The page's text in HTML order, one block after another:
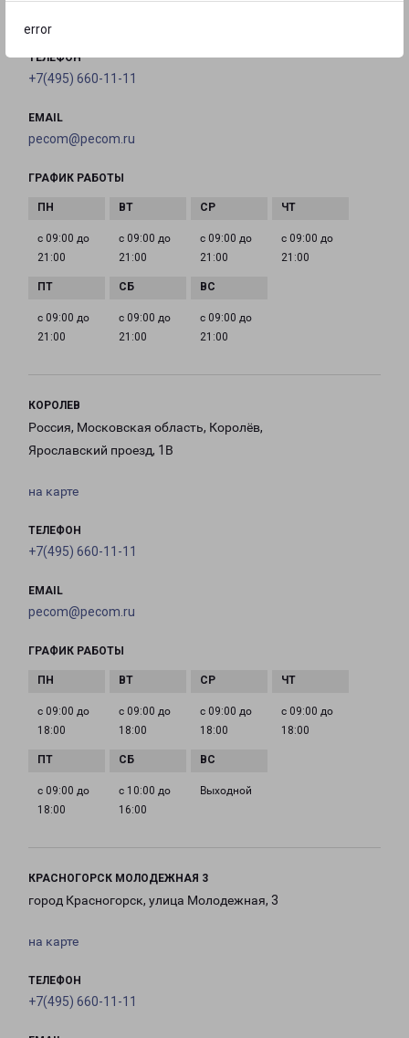
error
ТЕЛЕФОН
+7(495) 660-11-11
EMAIL
pecom@pecom.ru
ГРАФИК РАБОТЫ
с 09:00 до
21:00
с 09:00 до
21:00
с 09:00 до
21:00
с 09:00 до
21:00
с 09:00 до
21:00
с 09:00 до
21:00
с 09:00 до
21:00
КОРОЛЕВ
Россия, Московская область, Королёв,
Ярославский проезд, 1В
на карте
ТЕЛЕФОН
+7(495) 660-11-11
EMAIL
pecom@pecom.ru
ГРАФИК РАБОТЫ
с 09:00 до
18:00
с 09:00 до
18:00
с 09:00 до
18:00
с 09:00 до
18:00
с 09:00 до
18:00
с 10:00 до
16:00
Выходной
КРАСНОГОРСК МОЛОДЕЖНАЯ 3
город Красногорск, улица Молодежная, 3
на карте
ТЕЛЕФОН
+7(495) 660-11-11